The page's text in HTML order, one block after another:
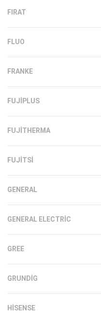
FIRAT
FLUO
FRANKE
FUJIPLUS
FUJITHERMA
FUJITSI
GENERAL
GENERAL ELECTRIC
GREE
GRUNDIG
HISENSE